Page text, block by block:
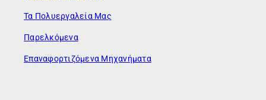
Τα Πολυεργαλεία Μας
Παρελκόμενα
Επαναφορτιζόμενα Μηχανήματα